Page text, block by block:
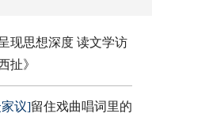
现思想深度 读文学访
扯》
议]留住戏曲唱词里的